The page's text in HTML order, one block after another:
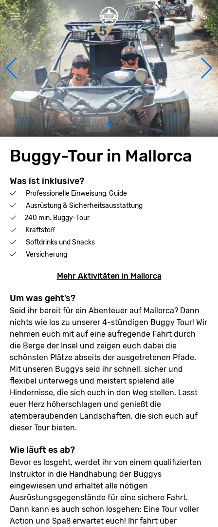
Buggy-Tour in Mallorca
Was ist inklusive?
Professionelle Einweisung, Guide
Ausrüstung & Sicherheitsausstattung
240 min. Buggy-Tour
Kraftstoff
Softdrinks und Snacks
Versicherung
Mehr Aktivitäten in Mallorca
Um was geht’s?
Seid ihr bereit für ein Abenteuer auf Mallorca? Dann
nichts wie los zu unserer 4-stündigen Buggy Tour! Wir
nehmen euch mit auf eine aufregende Fahrt durch
die Berge der Insel und zeigen euch dabei die
schönsten Plätze abseits der ausgetretenen Pfade.
Mit unseren Buggys seid ihr schnell, sicher und
flexibel unterwegs und meistert spielend alle
Hindernisse, die sich euch in den Weg stellen. Lasst
euer Herz höherschlagen und genießt die
atemberaubenden Landschaften, die sich euch auf
dieser Tour bieten.
Wie läuft es ab?
Bevor es losgeht, werdet ihr von einem qualifizierten
Instruktor in die Handhabung der Buggys
eingewiesen und erhaltet alle nötigen
Ausrüstungsgegenstände für eine sichere Fahrt.
Dann kann es auch schon losgehen: Eine Tour voller
Action und Spaß erwartet euch! Ihr fahrt über